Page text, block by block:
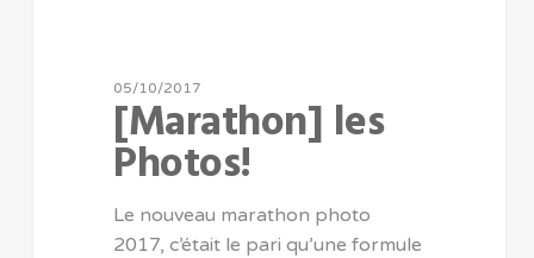
05/10/2017
[Marathon] les
Photos!
Le nouveau marathon photo
2017, c’était le pari qu’une formule